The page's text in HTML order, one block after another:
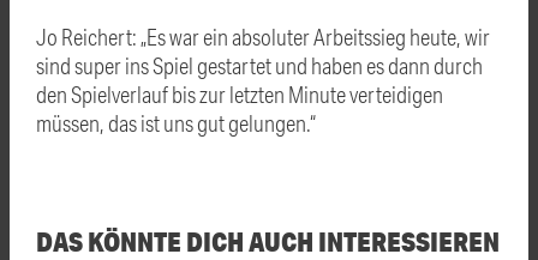
Jo Reichert: „Es war ein absoluter Arbeitssieg heute, wir
sind super ins Spiel gestartet und haben es dann durch
den Spielverlauf bis zur letzten Minute verteidigen
müssen, das ist uns gut gelungen.“
DAS KÖNNTE DICH AUCH INTERESSIEREN